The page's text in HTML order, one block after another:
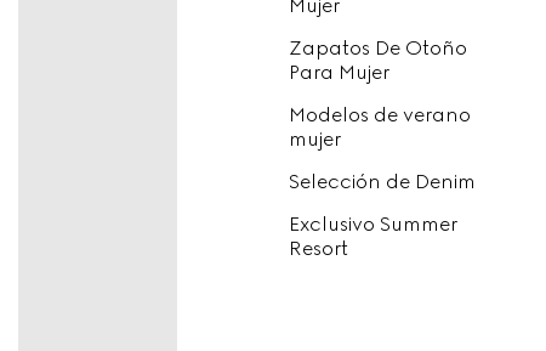
Mujer
Zapatos De Otoño
Para Mujer
Modelos de verano
mujer
Selección de Denim
Exclusivo Summer
Resort